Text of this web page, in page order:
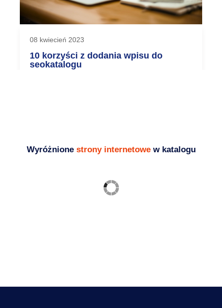
08 kwiecień 2023
10 korzyści z dodania wpisu do
seokatalogu
Wyróżnione strony internetowe w katalogu
palisadowe, bramy, furtki,